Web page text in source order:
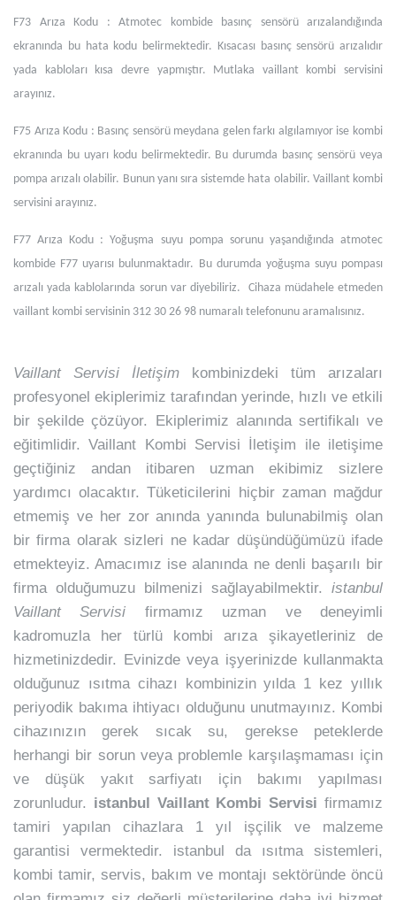
F73 Arıza Kodu : Atmotec kombide basınç sensörü arızalandığında
ekranında bu hata kodu belirmektedir. Kısacası basınç sensörü arızalıdır
yada kabloları kısa devre yapmıştır. Mutlaka vaillant kombi servisini
arayınız.
F75 Arıza Kodu : Basınç sensörü meydana gelen farkı algılamıyor ise kombi
ekranında bu uyarı kodu belirmektedir. Bu durumda basınç sensörü veya
pompa arızalı olabilir. Bunun yanı sıra sistemde hata olabilir. Vaillant kombi
servisini arayınız.
F77 Arıza Kodu : Yoğuşma suyu pompa sorunu yaşandığında atmotec
kombide F77 uyarısı bulunmaktadır. Bu durumda yoğuşma suyu pompası
arızalı yada kablolarında sorun var diyebiliriz. Cihaza müdahele etmeden
vaillant kombi servisinin 312 30 26 98 numaralı telefonunu aramalısınız.
Vaillant Servisi İletişim kombinizdeki tüm arızaları
profesyonel ekiplerimiz tarafından yerinde, hızlı ve etkili
bir şekilde çözüyor. Ekiplerimiz alanında sertifikalı ve
eğitimlidir. Vaillant Kombi Servisi İletişim ile iletişime
geçtiğiniz andan itibaren uzman ekibimiz sizlere
yardımcı olacaktır. Tüketicilerini hiçbir zaman mağdur
etmemiş ve her zor anında yanında bulunabilmiş olan
bir firma olarak sizleri ne kadar düşündüğümüzü ifade
etmekteyiz. Amacımız ise alanında ne denli başarılı bir
firma olduğumuzu bilmenizi sağlayabilmektir. istanbul
Vaillant Servisi firmamız uzman ve deneyimli
kadromuzla her türlü kombi arıza şikayetleriniz de
hizmetinizdedir. Evinizde veya işyerinizde kullanmakta
olduğunuz ısıtma cihazı kombinizin yılda 1 kez yıllık
periyodik bakıma ihtiyacı olduğunu unutmayınız. Kombi
cihazınızın gerek sıcak su, gerekse peteklerde
herhangi bir sorun veya problemle karşılaşmaması için
ve düşük yakıt sarfiyatı için bakımı yapılması
zorunludur. istanbul Vaillant Kombi Servisi firmamız
tamiri yapılan cihazlara 1 yıl işçilik ve malzeme
garantisi vermektedir. istanbul da ısıtma sistemleri,
kombi tamir, servis, bakım ve montajı sektöründe öncü